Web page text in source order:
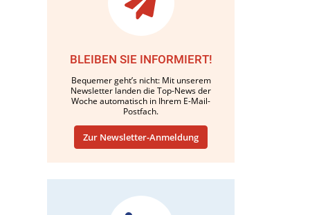
BLEIBEN SIE INFORMIERT!
Bequemer geht’s nicht: Mit unserem
Newsletter landen die Top-News der
Woche automatisch in Ihrem E-Mail-
Postfach.
Zur Newsletter-Anmeldung